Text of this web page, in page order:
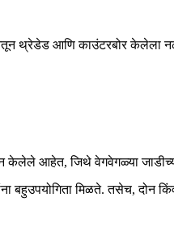
थ्रेडेड आणि काउंटरबोर केलेला
केलेले आहेत, जिथे वेगवेगळ्या
बहुउपयोगिता मिळते. तसेच,